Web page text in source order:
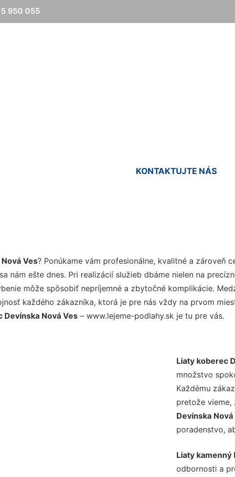
950 055
KONTAKTUJTE NÁS
Ves? Ponúkame vám profesionálne, kvalitné a zároveň
nám ešte dnes. Pri realizácií služieb dbáme nielen na
môže spôsobiť nepríjemné a zbytočné komplikácie.
každého zákazníka, ktorá je pre nás vždy na prvom
Devínska Nová Ves – www.lejeme-podlahy.sk je tu pre vás.
Liaty koberec
množstvo
Každému
pretože vieme,
Devínska Nová
poradenstvo,
Liaty kamenný
odbornosti a